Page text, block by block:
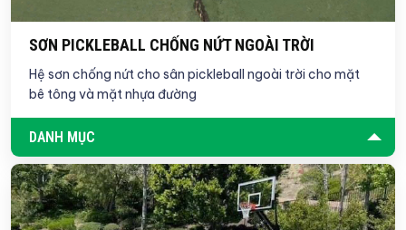
SƠN PICKLEBALL CHỐNG NỨT NGOÀI TRỜI
Hệ sơn chống nứt cho sân pickleball ngoài trời cho mặt
bê tông và mặt nhựa đường
DANH MỤC